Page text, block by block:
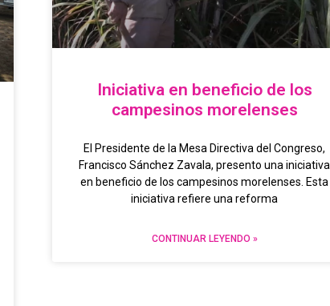
Iniciativa en beneficio de los
campesinos morelenses
El Presidente de la Mesa Directiva del Congreso,
Francisco Sánchez Zavala, presento una iniciativa
en beneficio de los campesinos morelenses. Esta
iniciativa refiere una reforma
CONTINUAR LEYENDO »